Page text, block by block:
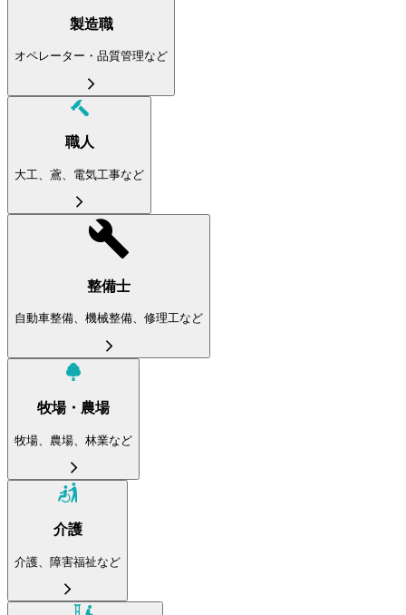
製造職
オペレーター・品質管理など
職人
大工、鳶、電気工事など
整備士
自動車整備、機械整備、修理工など
牧場・農場
牧場、農場、林業など
介護
介護、障害福祉など